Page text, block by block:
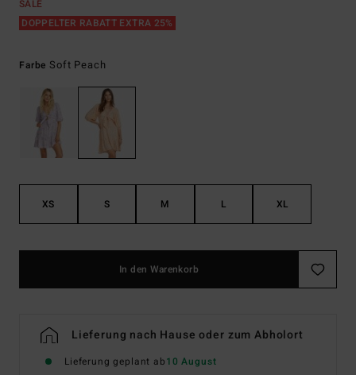
SALE
DOPPELTER RABATT EXTRA 25%
Farbe Soft Peach
XS S M L XL
In den Warenkorb
Lieferung nach Hause oder zum Abholort
Lieferung geplant ab10 August